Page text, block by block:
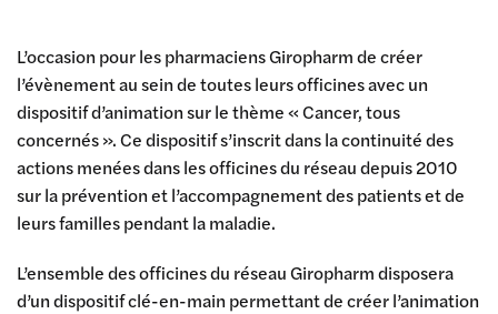
L’occasion pour les pharmaciens Giropharm de créer
l’évènement au sein de toutes leurs officines avec un
dispositif d’animation sur le thème « Cancer, tous
concernés ». Ce dispositif s’inscrit dans la continuité des
actions menées dans les officines du réseau depuis 2010
sur la prévention et l’accompagnement des patients et de
leurs familles pendant la maladie.
L’ensemble des officines du réseau Giropharm disposera
d’un dispositif clé-en-main permettant de créer l’animation